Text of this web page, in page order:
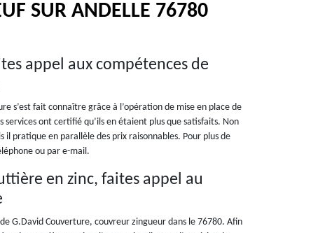
SUR ANDELLE 76780
appel aux compétences de
s’est fait connaître grâce à l’opération de mise en place de
ont certifié qu’ils en étaient plus que satisfaits. Non
pratique en parallèle des prix raisonnables. Pour plus de
ou par e-mail.
en zinc, faites appel au
G.David Couverture, couvreur zingueur dans le 76780. Afin